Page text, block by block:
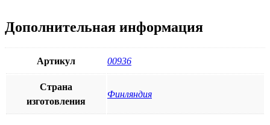
Дополнительная информация
Артикул 00936
Страна
изготовления
Финляндия